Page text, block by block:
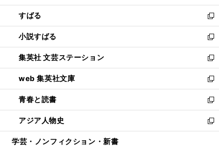
開
く
ウ
で
開
く
ン
ド
ウ
で
開
く
すばる
新
し
い
ウ
ィ
ン
ド
ウ
で
開
く
小説すばる
新
し
い
ウ
ィ
ン
ド
ウ
で
開
集英社 文芸ステーション
新
し
い
ウ
ィ
ン
ド
ウ
web 集英社文庫
新
し
い
ウ
ィ
ン
青春と読書
新
し
い
ウ
アジア人物史
新
し
学芸・ノンフィクション・新書